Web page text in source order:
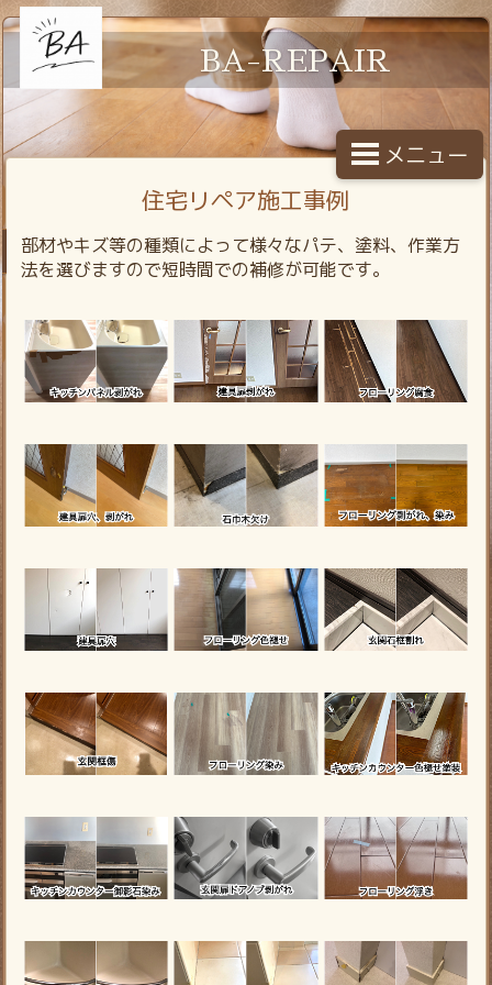
BA-REPAIR
メニュー
住宅リペア施工事例
部材やキズ等の種類によって様々なパテ、塗料、作業方
法を選びますので短時間での補修が可能です。